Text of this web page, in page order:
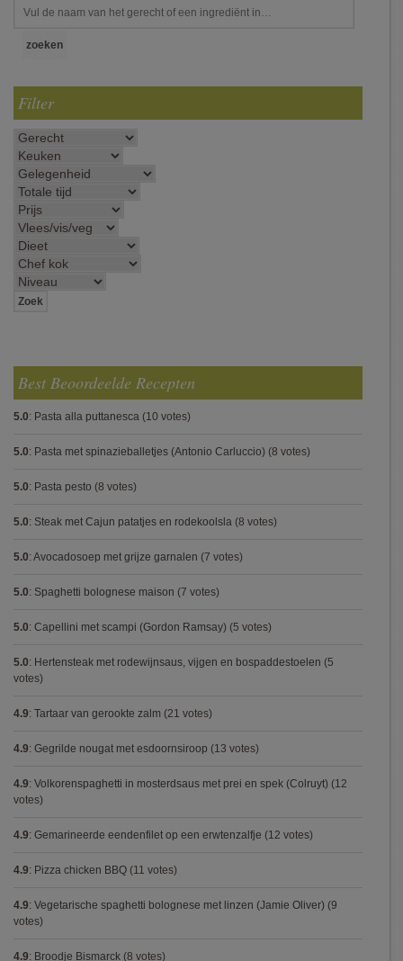
Filter
Best Beoordeelde Recepten
5.0: Pasta alla puttanesca (10 votes)
5.0: Pasta met spinazieballetjes (Antonio Carluccio) (8 votes)
5.0: Pasta pesto (8 votes)
5.0: Steak met Cajun patatjes en rodekoolsla (8 votes)
5.0: Avocadosoep met grijze garnalen (7 votes)
5.0: Spaghetti bolognese maison (7 votes)
5.0: Capellini met scampi (Gordon Ramsay) (5 votes)
5.0: Hertensteak met rodewijnsaus, vijgen en bospaddestoelen (5
votes)
4.9: Tartaar van gerookte zalm (21 votes)
4.9: Gegrilde nougat met esdoornsiroop (13 votes)
4.9: Volkorenspaghetti in mosterdsaus met prei en spek (Colruyt) (12
votes)
4.9: Gemarineerde eendenfilet op een erwtenzalfje (12 votes)
4.9: Pizza chicken BBQ (11 votes)
4.9: Vegetarische spaghetti bolognese met linzen (Jamie Oliver) (9
votes)
4.9: Broodje Bismarck (8 votes)